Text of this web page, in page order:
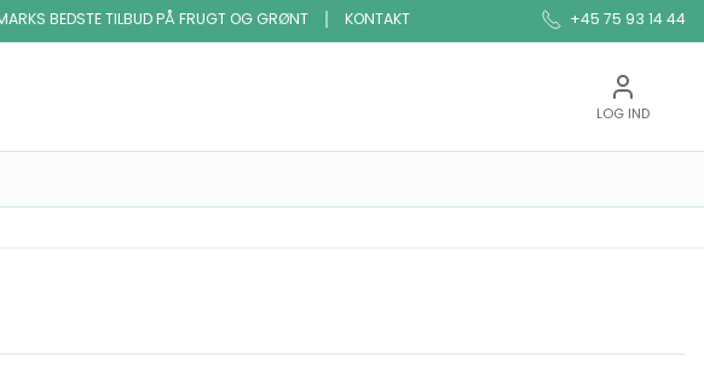
BEDSTE TILBUD PÅ FRUGT OG GRØNT KONTAKT +45 75 93 14 44
LOG IND